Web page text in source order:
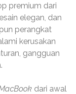
premium dari
elegan, dan
perangkat
kerusakan
gangguan
dari awal